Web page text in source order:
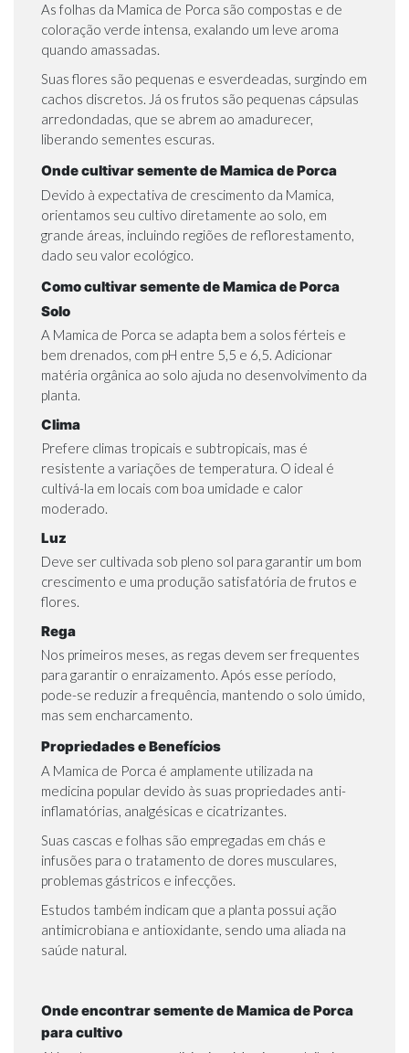
As folhas da Mamica de Porca são compostas e de
coloração verde intensa, exalando um leve aroma
quando amassadas.
Suas flores são pequenas e esverdeadas, surgindo em
cachos discretos. Já os frutos são pequenas cápsulas
arredondadas, que se abrem ao amadurecer,
liberando sementes escuras.
Onde cultivar semente de Mamica de Porca
Devido à expectativa de crescimento da Mamica,
orientamos seu cultivo diretamente ao solo, em
grande áreas, incluindo regiões de reflorestamento,
dado seu valor ecológico.
Como cultivar semente de Mamica de Porca
Solo
A Mamica de Porca se adapta bem a solos férteis e
bem drenados, com pH entre 5,5 e 6,5. Adicionar
matéria orgânica ao solo ajuda no desenvolvimento da
planta.
Clima
Prefere climas tropicais e subtropicais, mas é
resistente a variações de temperatura. O ideal é
cultivá-la em locais com boa umidade e calor
moderado.
Luz
Deve ser cultivada sob pleno sol para garantir um bom
crescimento e uma produção satisfatória de frutos e
flores.
Rega
Nos primeiros meses, as regas devem ser frequentes
para garantir o enraizamento. Após esse período,
pode-se reduzir a frequência, mantendo o solo úmido,
mas sem encharcamento.
Propriedades e Benefícios
A Mamica de Porca é amplamente utilizada na
medicina popular devido às suas propriedades anti-
inflamatórias, analgésicas e cicatrizantes.
Suas cascas e folhas são empregadas em chás e
infusões para o tratamento de dores musculares,
problemas gástricos e infecções.
Estudos também indicam que a planta possui ação
antimicrobiana e antioxidante, sendo uma aliada na
saúde natural.
Onde encontrar semente de Mamica de Porca
para cultivo